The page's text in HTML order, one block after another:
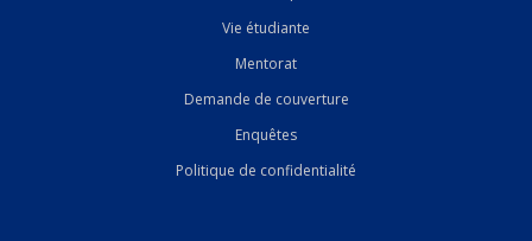
Vie étudiante
Mentorat
Demande de couverture
Enquêtes
Politique de confidentialité